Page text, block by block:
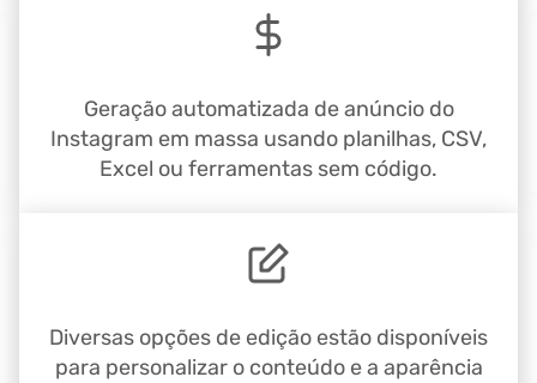
Geração automatizada de anúncio do
Instagram em massa usando planilhas, CSV,
Excel ou ferramentas sem código.
Diversas opções de edição estão disponíveis
para personalizar o conteúdo e a aparência